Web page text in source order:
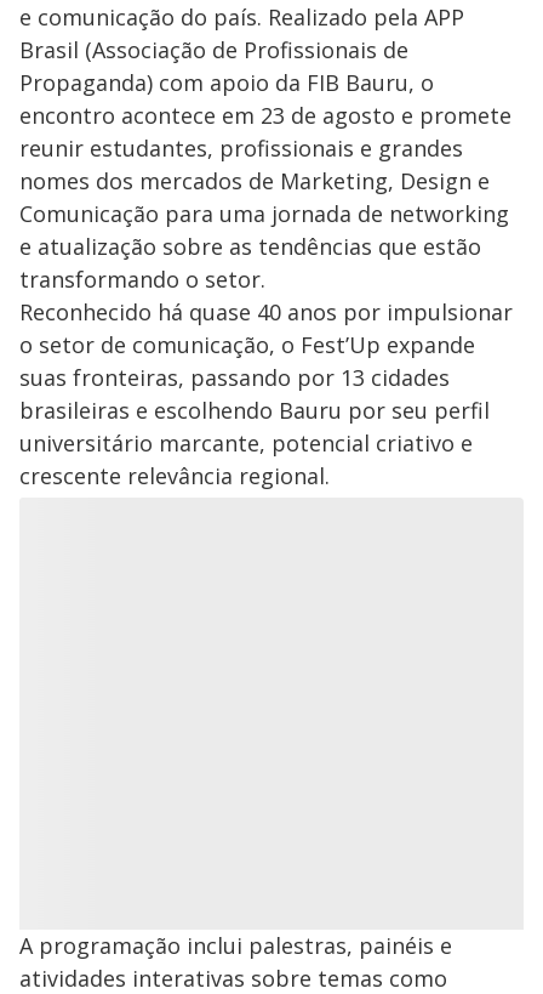
e comunicação do país. Realizado pela APP
Brasil (Associação de Profissionais de
Propaganda) com apoio da FIB Bauru, o
encontro acontece em 23 de agosto e promete
reunir estudantes, profissionais e grandes
nomes dos mercados de Marketing, Design e
Comunicação para uma jornada de networking
e atualização sobre as tendências que estão
transformando o setor.
Reconhecido há quase 40 anos por impulsionar
o setor de comunicação, o Fest’Up expande
suas fronteiras, passando por 13 cidades
brasileiras e escolhendo Bauru por seu perfil
universitário marcante, potencial criativo e
crescente relevância regional.
A programação inclui palestras, painéis e
atividades interativas sobre temas como